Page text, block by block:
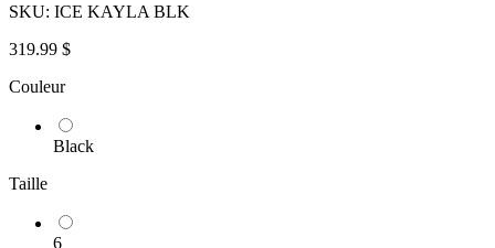
SKU: ICE KAYLA BLK
319.99 $
Couleur
Black
Taille
6